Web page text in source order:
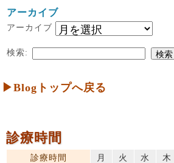
アーカイブ
アーカイブ
検索:
▶Blogトップへ戻る
診療時間
診療時間 月 火 水 木